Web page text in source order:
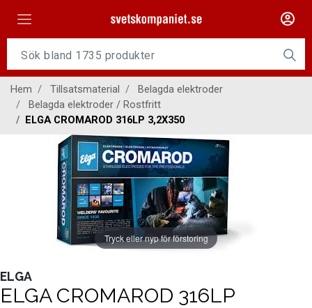
Slangpaket
Personligt skydd
Gasutrustning
Hem Tillsatsmaterial
Belagda elektroder
Belagda elektroder / Rostfritt
ELGA CROMAROD 316LP 3,2X350
Tryck eller nyp för förstoring
ELGA
ELGA CROMAROD 316LP